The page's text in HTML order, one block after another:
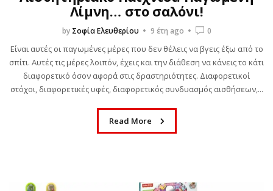
Λίμνη… στο σαλόνι!
by Σοφία Ελευθερίου 9 έτη ago 0
Είναι αυτές οι παγωμένες μέρες που δεν θέλεις να βγεις έξω από το
σπίτι. Αυτές τις μέρες λοιπόν, έχεις και την διάθεση να κάνεις το κάτι
διαφορετικό όσον αφορά στις δραστηριότητες. Διαφορετικοί
στόχοι, διαφορετικές υφές, διαφορετικός συνδυασμός αισθήσεων,...
Read More